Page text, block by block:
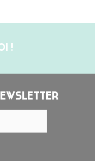
!